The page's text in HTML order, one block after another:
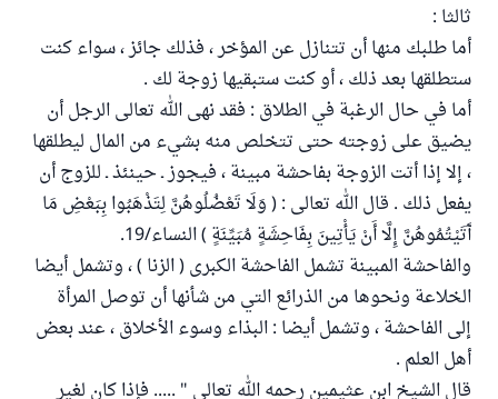
ثالثا :
أما طلبك منها أن تتنازل عن المؤخر ، فذلك جائز ، سواء كنت
ستطلقها بعد ذلك ، أو كنت ستبقيها زوجة لك .
أما في حال الرغبة في الطلاق : فقد نهى الله تعالى الرجل أن
يضيق على زوجته حتى تتخلص منه بشيء من المال ليطلقها
، إلا إذا أتت الزوجة بفاحشة مبينة ، فيجوز ـ حينئذ ـ للزوج أن
يفعل ذلك . قال الله تعالى : ( وَلَا تَعْضُلُوهُنَّ لِتَذْهَبُوا بِبَعْضِ مَا
آَتَيْتُمُوهُنَّ إِلَّا أَنْ يَأْتِينَ بِفَاحِشَةٍ مُبَيِّنَةٍ ) النساء/19.
والفاحشة المبينة تشمل الفاحشة الكبرى ( الزنا ) ، وتشمل أيضا
الخلاعة ونحوها من الذرائع التي من شأنها أن توصل المرأة
إلى الفاحشة ، وتشمل أيضا : البذاء وسوء الأخلاق ، عند بعض
أهل العلم .
قال الشيخ ابن عثيمين رحمه الله تعالى " ..... فإذا كان لغير